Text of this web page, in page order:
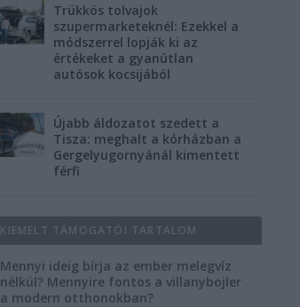
Trükkös tolvajok
szupermarketeknél: Ezekkel a
módszerrel lopják ki az
értékeket a gyanútlan
autósok kocsijából
Újabb áldozatot szedett a
Tisza: meghalt a kórházban a
Gergelyugornyánál kimentett
férfi
KIEMELT TÁMOGATÓI TARTALOM
Mennyi ideig bírja az ember melegvíz
nélkül? Mennyire fontos a villanybojler
a modern otthonokban?